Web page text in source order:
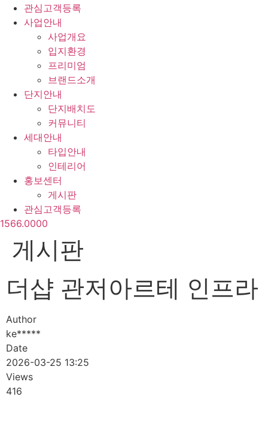
관심고객등록
사업안내
사업개요
입지환경
프리미엄
브랜드소개
단지안내
단지배치도
커뮤니티
세대안내
타입안내
인테리어
홍보센터
게시판
관심고객등록
1566.0000
게시판
더샵 관저아르테 인프라
Author
ke*****
Date
2026-03-25 13:25
Views
416